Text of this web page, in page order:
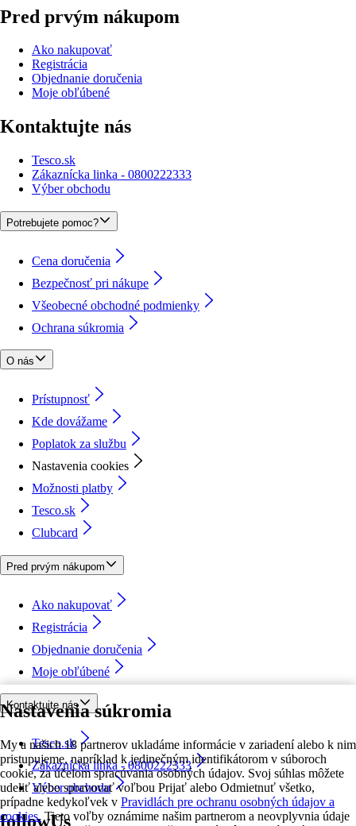
Nastavenia súkromia
My a našich 18 partnerov ukladáme informácie v zariadení alebo k nim
pristupujeme, napríklad k jedinečným identifikátorom v súboroch
cookie, za účelom spracúvania osobných údajov. Svoj súhlas môžete
udeliť alebo spravovať voľbou Prijať alebo Odmietnuť všetko,
prípadne kedykoľvek v Pravidlách pre ochranu osobných údajov a
cookies. Tieto voľby oznámime našim partnerom a neovplyvnia údaje
Pred prvým nákupom
Ako nakupovať
Registrácia
Objednanie doručenia
Moje obľúbené
Kontaktujte nás
Tesco.sk
Zákaznícka linka - 0800222333
Výber obchodu
Potrebujete pomoc?
Cena doručenia
Bezpečnosť pri nákupe
Všeobecné obchodné podmienky
Ochrana súkromia
O nás
Prístupnosť
Kde dovážame
Poplatok za službu
Nastavenia cookies
Možnosti platby
Tesco.sk
Clubcard
Pred prvým nákupom
Ako nakupovať
Registrácia
Objednanie doručenia
Moje obľúbené
Kontaktujte nás
Tesco.sk
Zákaznícka linka - 0800222333
Výber obchodu
followUs